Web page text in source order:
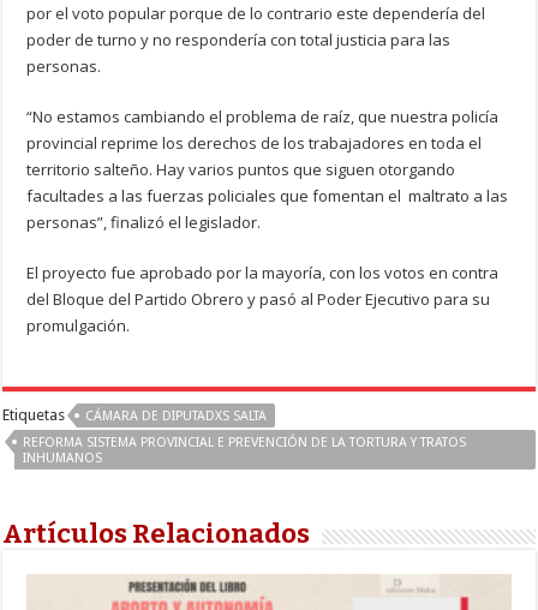
por el voto popular porque de lo contrario este dependería del
poder de turno y no respondería con total justicia para las
personas.
“No estamos cambiando el problema de raíz, que nuestra policía
provincial reprime los derechos de los trabajadores en toda el
territorio salteño. Hay varios puntos que siguen otorgando
facultades a las fuerzas policiales que fomentan el maltrato a las
personas”, finalizó el legislador.
El proyecto fue aprobado por la mayoría, con los votos en contra
del Bloque del Partido Obrero y pasó al Poder Ejecutivo para su
promulgación.
Etiquetas
CÁMARA DE DIPUTADXS SALTA
REFORMA SISTEMA PROVINCIAL E PREVENCIÓN DE LA TORTURA Y TRATOS
INHUMANOS
Artículos Relacionados